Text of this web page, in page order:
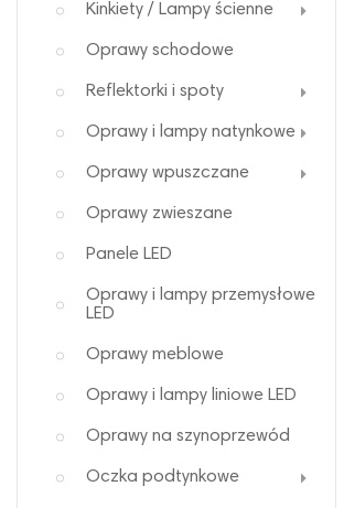
Kinkiety / Lampy ścienne
Oprawy schodowe
Reflektorki i spoty
Oprawy i lampy natynkowe
Oprawy wpuszczane
Oprawy zwieszane
Panele LED
Oprawy i lampy przemysłowe
LED
Oprawy meblowe
Oprawy i lampy liniowe LED
Oprawy na szynoprzewód
Oczka podtynkowe